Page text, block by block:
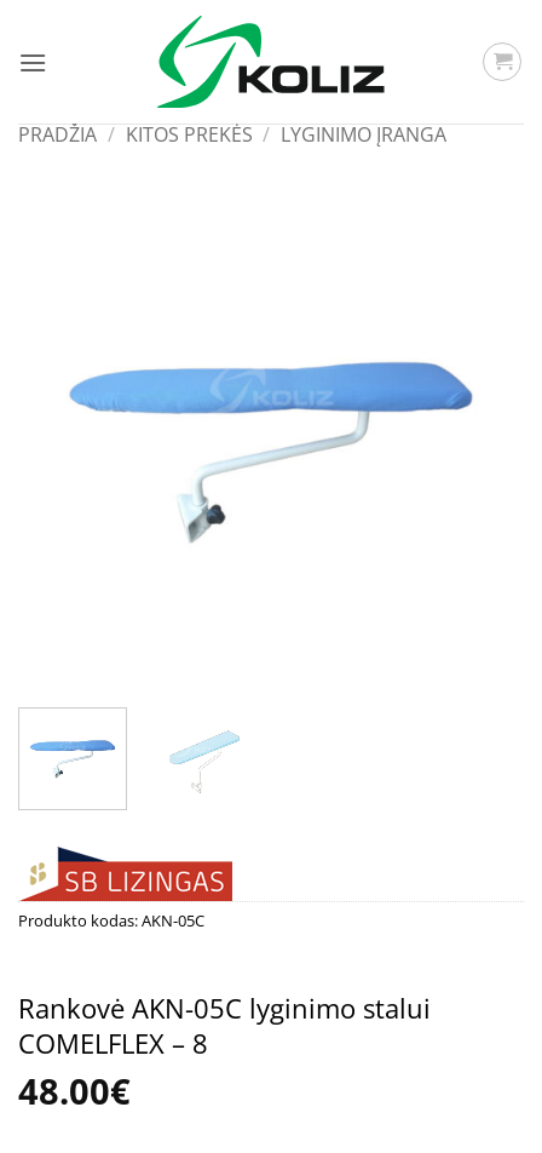
content
PRADŽIA / KITOS PREKĖS / LYGINIMO ĮRANGA
Produkto kodas:AKN-05C
Rankovė AKN-05C lyginimo stalui
COMELFLEX – 8
48.00€